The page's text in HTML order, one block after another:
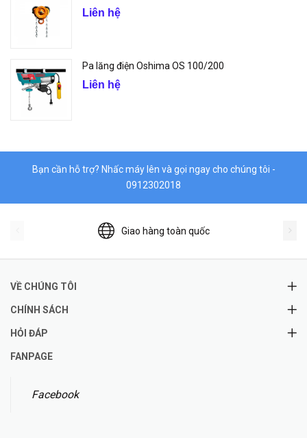
Liên hệ
Pa lăng điện Oshima OS 100/200
Liên hệ
Bạn cần hỗ trợ? Nhấc máy lên và gọi ngay cho chúng tôi -
0912302018
Giao hàng toàn quốc
VỀ CHÚNG TÔI
CHÍNH SÁCH
HỎI ĐÁP
FANPAGE
Facebook